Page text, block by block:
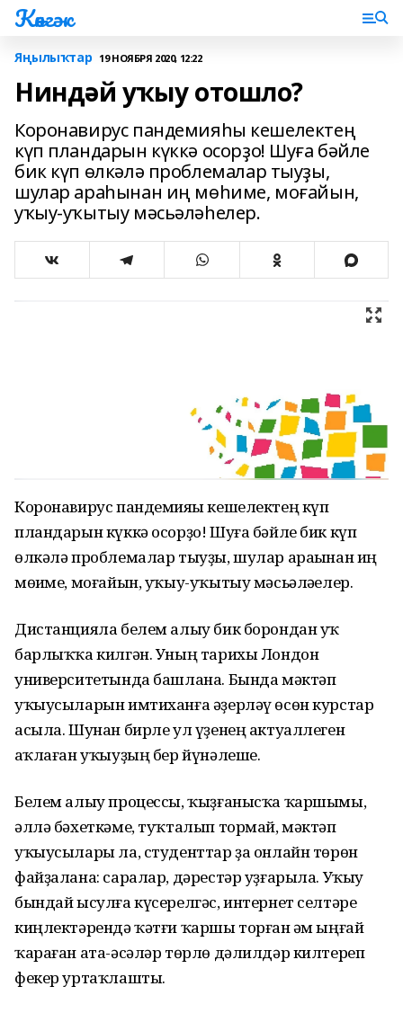
Көнгәк
Яңылыҡтар 19 НОЯБРЯ 2020, 12:22
Ниндәй уҡыу отошло?
Коронавирус пандемияһы кешелектең
күп пландарын күккә осорҙо! Шуға бәйле
бик күп өлкәлә проблемалар тыуҙы,
шулар араһынан иң мөһиме, моғайын,
уҡыу-уҡытыу мәсьәләһелер.
Коронавирус пандемияһы кешелектең күп
пландарын күккә осорҙо! Шуға бәйле бик күп
өлкәлә проблемалар тыуҙы, шулар араһынан иң
мөһиме, моғайын, уҡыу-уҡытыу мәсьәләһелер.
Дистанцияла белем алыу бик борондан уҡ
барлыҡҡа килгән. Уның тарихы Лондон
университетында башлана. Бында мәктәп
уҡыусыларын имтиханға әҙерләү өсөн курстар
асыла. Шунан бирле ул үҙенең актуаллеген
һаҡлаған уҡыуҙың бер йүнәлеше.
Белем алыу процессы, ҡыҙғанысҡа ҡаршымы,
әллә бәхеткәме, туҡталып тормай, мәктәп
уҡыусылары ла, студенттар ҙа онлайн төрөн
файҙалана: саралар, дәрестәр уҙғарыла. Уҡыу
бындай ысулға күсерелгәс, интернет селтәре
киңлектәрендә ҡәтғи ҡаршы торған һәм ыңғай
ҡараған ата-әсәләр төрлө дәлилдәр килтереп
фекер уртаҡлашты.